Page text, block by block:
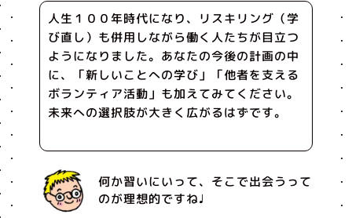
人生１００年時代になり、リスキリング（学
び直し）も併用しながら働く人たちが目立つ
ようになりました。あなたの今後の計画の中
に、「新しいことへの学び」「他者を支える
ボランティア活動」も加えてみてください。
未来への選択肢が大きく広がるはずです。
何か習いにいって、そこで出会うって
のが理想的ですね♩